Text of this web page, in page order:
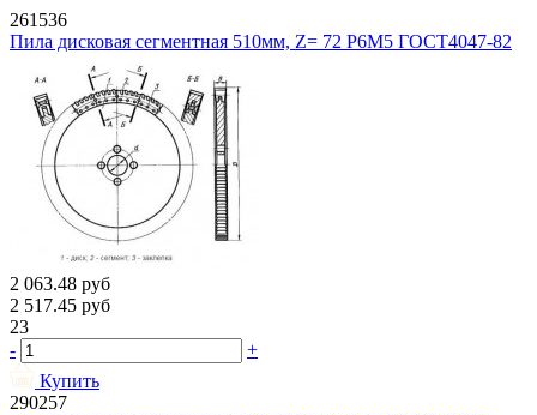
261536
Пила дисковая сегментная 510мм, Z= 72 Р6М5 ГОСТ4047-82
2 063.48 руб
2 517.45 руб
23
-
+
Купить
290257